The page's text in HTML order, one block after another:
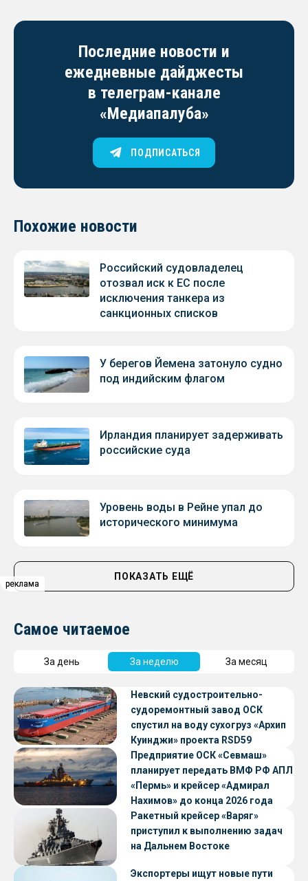
реклама
реклама
реклама
Последние новости и
ежедневные дайджесты
в телеграм-канале
«Медиапалуба»
ПОДПИСАТЬСЯ
Похожие новости
Российский судовладелец
отозвал иск к ЕС после
исключения танкера из
санкционных списков
У берегов Йемена затонуло судно
под индийским флагом
Ирландия планирует задерживать
российские суда
Уровень воды в Рейне упал до
исторического минимума
ПОКАЗАТЬ ЕЩЁ
Самое читаемое
За день За неделю За месяц
Невский судостроительно-
судоремонтный завод ОСК
спустил на воду сухогруз «Архип
Куинджи» проекта RSD59
Предприятие ОСК «Севмаш»
планирует передать ВМФ РФ АПЛ
«Пермь» и крейсер «Адмирал
Нахимов» до конца 2026 года
Ракетный крейсер «Варяг»
приступил к выполнению задач
на Дальнем Востоке
Экспортеры ищут новые пути